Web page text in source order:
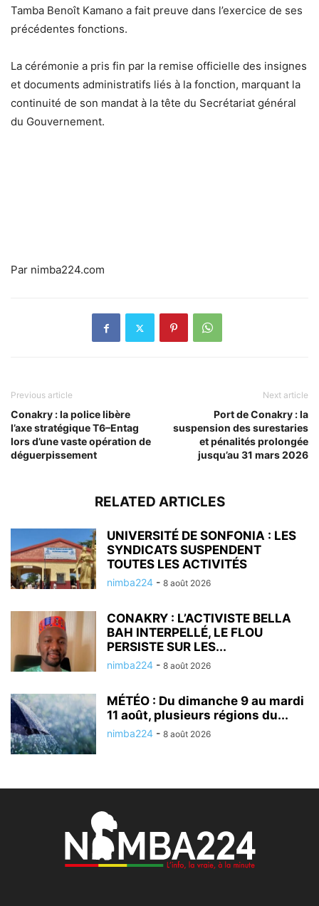
Tamba Benoît Kamano a fait preuve dans l’exercice de ses
précédentes fonctions.
La cérémonie a pris fin par la remise officielle des insignes
et documents administratifs liés à la fonction, marquant la
continuité de son mandat à la tête du Secrétariat général
du Gouvernement.
Par nimba224.com
Previous article
Conakry : la police libère
l’axe stratégique T6–Entag
lors d’une vaste opération de
déguerpissement
Next article
Port de Conakry : la
suspension des surestaries
et pénalités prolongée
jusqu’au 31 mars 2026
RELATED ARTICLES
UNIVERSITÉ DE SONFONIA : LES
SYNDICATS SUSPENDENT
TOUTES LES ACTIVITÉS
nimba224 - 8 août 2026
CONAKRY : L’ACTIVISTE BELLA
BAH INTERPELLÉ, LE FLOU
PERSISTE SUR LES...
nimba224 - 8 août 2026
MÉTÉO : Du dimanche 9 au mardi
11 août, plusieurs régions du...
nimba224 - 8 août 2026